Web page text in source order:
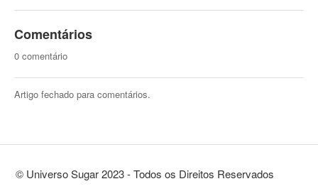
Comentários
0 comentário
Artigo fechado para comentários.
© Universo Sugar 2023 - Todos os Direitos Reservados